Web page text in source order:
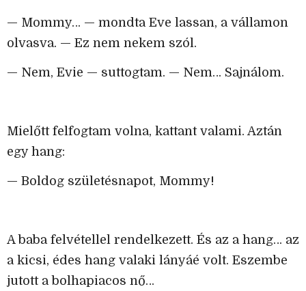
— Mommy… — mondta Eve lassan, a vállamon
olvasva. — Ez nem nekem szól.
— Nem, Evie — suttogtam. — Nem… Sajnálom.
Mielőtt felfogtam volna, kattant valami. Aztán
egy hang:
— Boldog születésnapot, Mommy!
A baba felvétellel rendelkezett. És az a hang… az
a kicsi, édes hang valaki lányáé volt. Eszembe
jutott a bolhapiacos nő…